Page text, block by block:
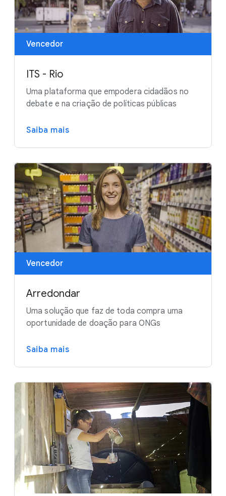
Vencedor
ITS - Rio
Uma plataforma que empodera cidadãos no
debate e na criação de políticas públicas
Saiba mais
Vencedor
Arredondar
Uma solução que faz de toda compra uma
oportunidade de doação para ONGs
Saiba mais